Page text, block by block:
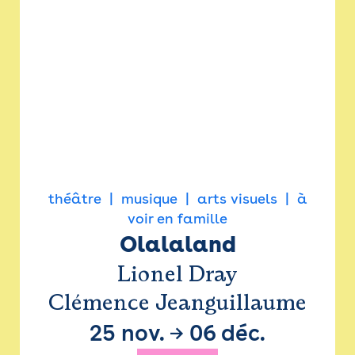
théâtre musique arts visuels
à
voir en famille
Olalaland
Lionel Dray
Clémence Jeanguillaume
25 nov. → 06 déc.